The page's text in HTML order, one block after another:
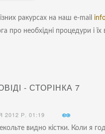
ракурсах на наш e-mail
про необхідні процедури і їх
- СТОРІНКА 7
2012 Р. 01:19
видно кістки. Коли я